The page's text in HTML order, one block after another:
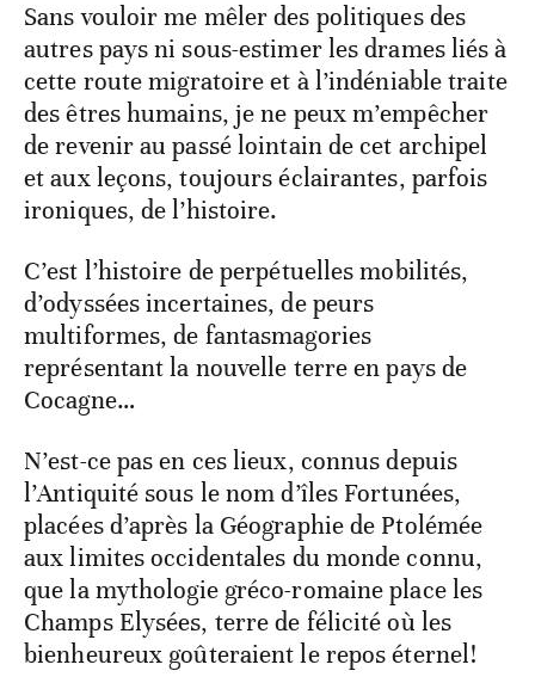
Sans vouloir me mêler des politiques des
autres pays ni sous-estimer les drames liés à
cette route migratoire et à l’indéniable traite
des êtres humains, je ne peux m’empêcher
de revenir au passé lointain de cet archipel
et aux leçons, toujours éclairantes, parfois
ironiques, de l’histoire.
C’est l’histoire de perpétuelles mobilités,
d’odyssées incertaines, de peurs
multiformes, de fantasmagories
représentant la nouvelle terre en pays de
Cocagne…
N’est-ce pas en ces lieux, connus depuis
l’Antiquité sous le nom d’îles Fortunées,
placées d’après la Géographie de Ptolémée
aux limites occidentales du monde connu,
que la mythologie gréco-romaine place les
Champs Elysées, terre de félicité où les
bienheureux goûteraient le repos éternel!